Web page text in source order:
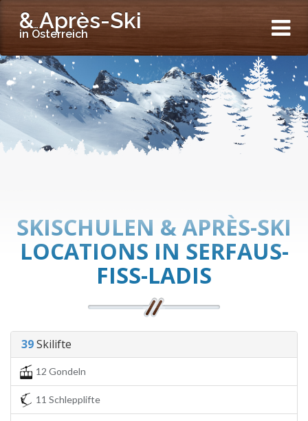
& Après-Ski
in Österreich
SKISCHULEN & APRÈS-SKI
LOCATIONS IN SERFAUS-
FISS-LADIS
39Skilifte
12 Gondeln
11 Schlepplifte